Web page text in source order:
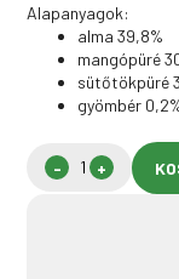
Alapanyagok:
alma 39,8%
mangópüré
sütőtökpüré
gyömbér